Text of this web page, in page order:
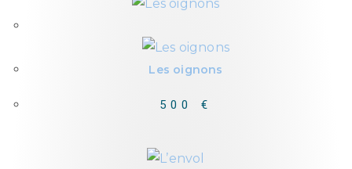
Les oignons
500 €